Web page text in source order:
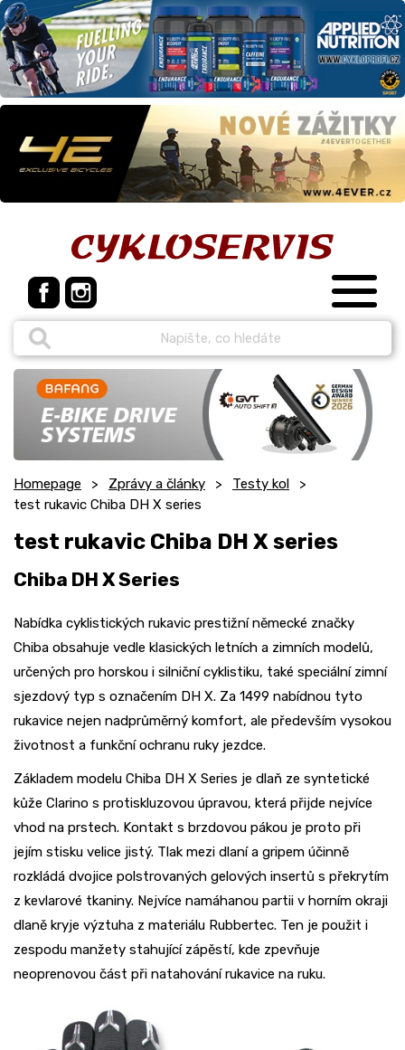
Homepage Zprávy a články
Testy kol
test rukavic Chiba DH X series
test rukavic Chiba DH X series
Chiba DH X Series
Nabídka cyklistických rukavic prestižní německé značky
Chiba obsahuje vedle klasických letních a zimních modelů,
určených pro horskou i silniční cyklistiku, také speciální zimní
sjezdový typ s označením DH X. Za 1499 nabídnou tyto
rukavice nejen nadprůměrný komfort, ale především vysokou
životnost a funkční ochranu ruky jezdce.
Základem modelu Chiba DH X Series je dlaň ze syntetické
kůže Clarino s protiskluzovou úpravou, která přijde nejvíce
vhod na prstech. Kontakt s brzdovou pákou je proto při
jejím stisku velice jistý. Tlak mezi dlaní a gripem účinně
rozkládá dvojice polstrovaných gelových insertů s překrytím
z kevlarové tkaniny. Nejvíce namáhanou partii v horním okraji
dlaně kryje výztuha z materiálu Rubbertec. Ten je použit i
zespodu manžety stahující zápěstí, kde zpevňuje
neoprenovou část při natahování rukavice na ruku.